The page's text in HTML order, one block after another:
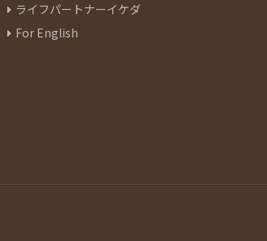
ライフパートナーイケダ
For English